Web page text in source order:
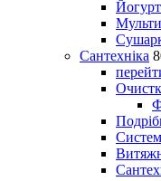
Сантехніка